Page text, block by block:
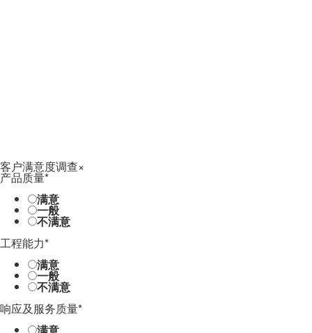
客户满意度调查×
产品质量*
满意
一般
不满意
工程能力*
满意
一般
不满意
响应及服务质量*